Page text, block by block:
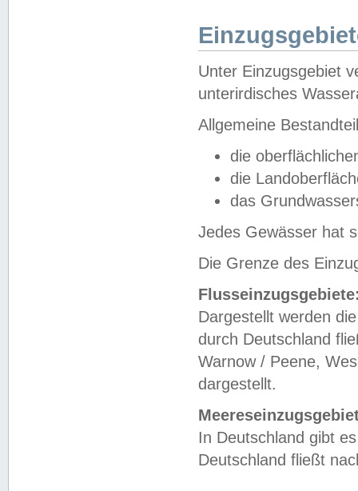
Unter Einzugsgebiet
unterirdisches
Allgemeine
die
die
das
Jedes Gewässer hat
Die Grenze des
Dargestellt werden
durch Deutschland
Warnow / Peene,
dargestellt.
In Deutschland gibt
Deutschland fließt